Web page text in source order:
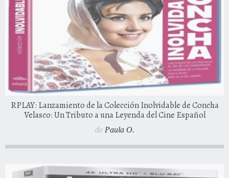
RPLAY: Lanzamiento de la Colección Inolvidable de Concha
Velasco: Un Tributo a una Leyenda del Cine Español
de Paula O.